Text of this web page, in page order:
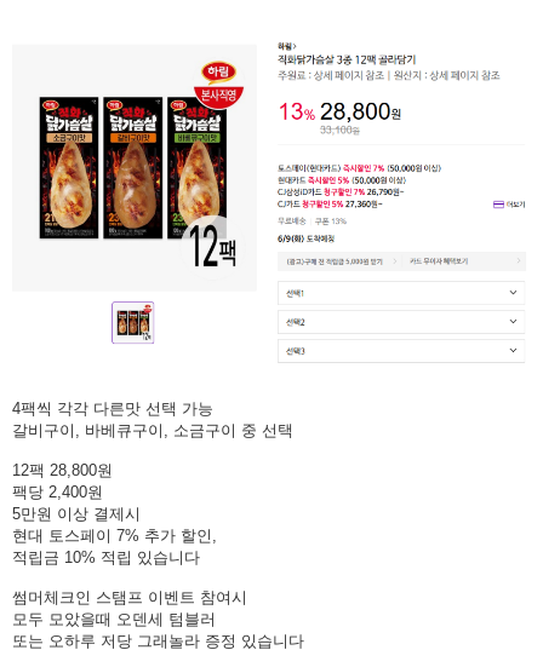
4팩씩 각각 다른맛 선택 가능
갈비구이, 바베큐구이, 소금구이 중 선택
12팩 28,800원
팩당 2,400원
5만원 이상 결제시
현대 토스페이 7% 추가 할인,
적립금 10% 적립 있습니다
썸머체크인 스탬프 이벤트 참여시
모두 모았을때 오덴세 텀블러
또는 오하루 저당 그래놀라 증정 있습니다